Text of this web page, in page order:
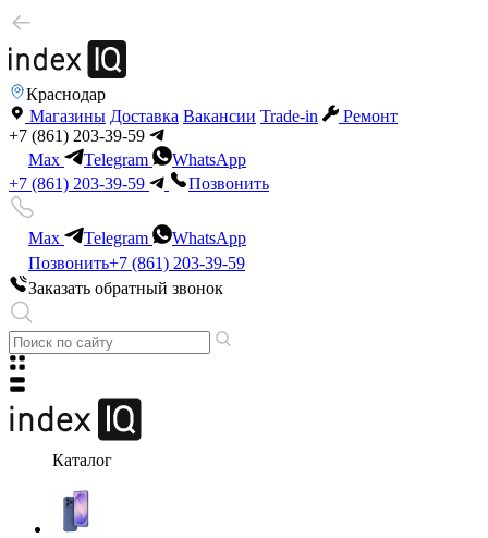
Краснодар
Магазины Доставка Вакансии Trade-in
Ремонт
+7 (861) 203-39-59
Max
Telegram
WhatsApp
+7 (861) 203-39-59
Позвонить
Max Telegram
WhatsApp
Позвонить+7 (861) 203-39-59
Заказать обратный звонок
Каталог